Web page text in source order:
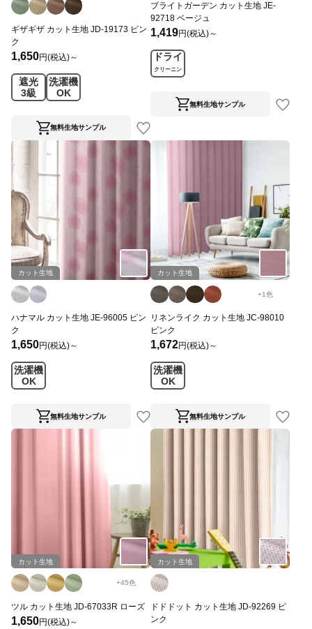
ギザギザ カット生地 JD-19173 ピン
ク
1,650円(税込)～
遮光
3級
洗濯機
OK
無料生地サンプル
ブライトガーデン カット生地 JE-
92718 ベージュ
1,419円(税込)～
ドライ
クリーニン
無料生地サンプル
カット生地
ハナマル カット生地 JE-96005 ピン
ク
1,650円(税込)～
洗濯機
OK
無料生地サンプル
カット生地
+1色
リネンライク カット生地 JC-98010
ピンク
1,672円(税込)～
洗濯機
OK
無料生地サンプル
カット生地
+45色
ツル カット生地 JD-67033R ローズ
1,650円(税込)～
カット生地
ドドドット カット生地 JD-92269 ピ
ンク